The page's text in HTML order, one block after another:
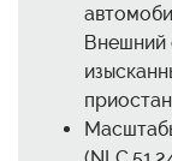
Внешний